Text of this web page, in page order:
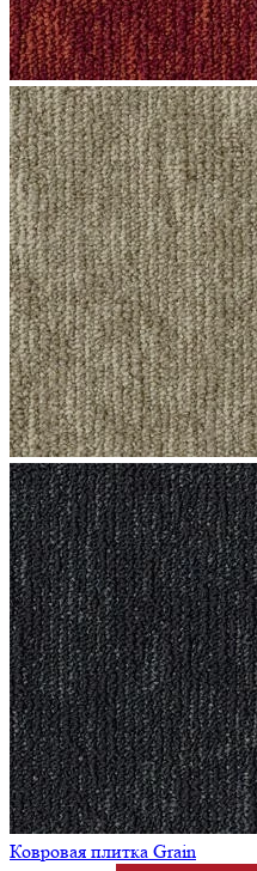
Ковровая плитка Grain